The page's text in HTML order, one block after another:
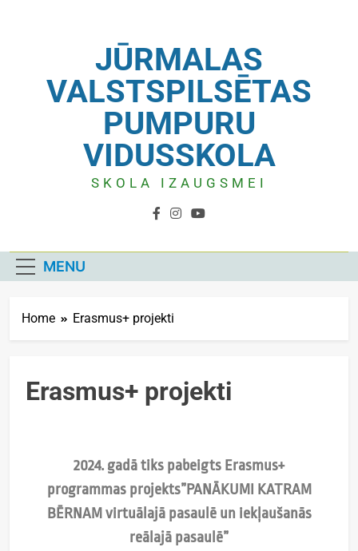
JŪRMALAS
VALSTSPILSĒTAS
PUMPURU
VIDUSSKOLA
SKOLA IZAUGSMEI
MENU
Home Erasmus+ projekti
Erasmus+ projekti
2024. gadā tiks pabeigts Erasmus+
programmas projekts”PANĀKUMI KATRAM
BĒRNAM virtuālajā pasaulē un iekļaušanās
reālajā pasaulē”